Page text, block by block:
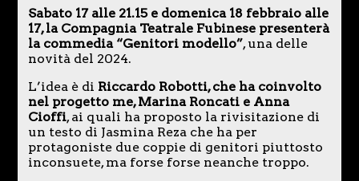
Sabato 17 alle 21.15 e domenica 18 febbraio alle
17, la Compagnia Teatrale Fubinese presenterà
la commedia “Genitori modello”, una delle
novità del 2024.
L’idea è di Riccardo Robotti, che ha coinvolto
nel progetto me, Marina Roncati e Anna
Cioffi, ai quali ha proposto la rivisitazione di
un testo di Jasmina Reza che ha per
protagoniste due coppie di genitori piuttosto
inconsuete, ma forse forse neanche troppo.